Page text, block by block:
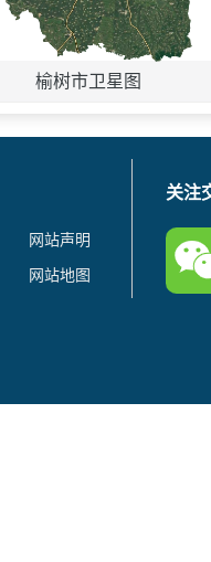
榆树市卫星图
网站声明
网站地图
关注